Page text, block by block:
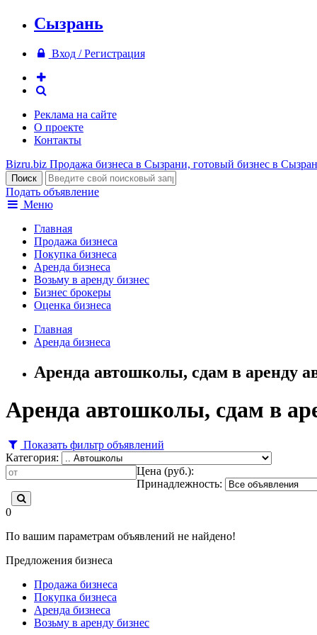
Сызрань
Вход / Регистрация
Реклама на сайте
О проекте
Контакты
Bizru.biz Продажа бизнеса в Сызрани, готовый бизнес в
Подать объявление
Меню
Главная
Продажа бизнеса
Покупка бизнеса
Аренда бизнеса
Возьму в аренду бизнес
Бизнес брокеры
Оценка бизнеса
Главная
Аренда бизнеса
Аренда автошколы, сдам в аренду
Аренда автошколы, сдам в
Показать фильтр объявлений
Категория:
Цена (руб.):
Принадлежность:
0
По вашим параметрам объявлений не найдено!
Предложения бизнеса
Продажа бизнеса
Покупка бизнеса
Аренда бизнеса
Возьму в аренду бизнес